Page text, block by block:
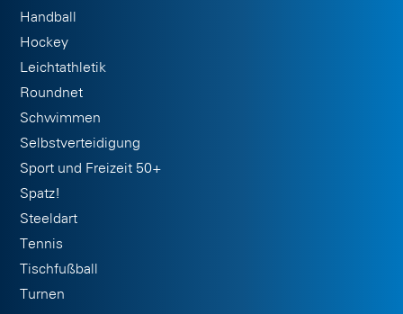
Handball
Hockey
Leichtathletik
Roundnet
Schwimmen
Selbstverteidigung
Sport und Freizeit 50+
Spatz!
Steeldart
Tennis
Tischfußball
Turnen